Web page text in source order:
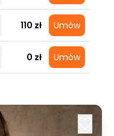
110 zł Umów
0 zł Umów